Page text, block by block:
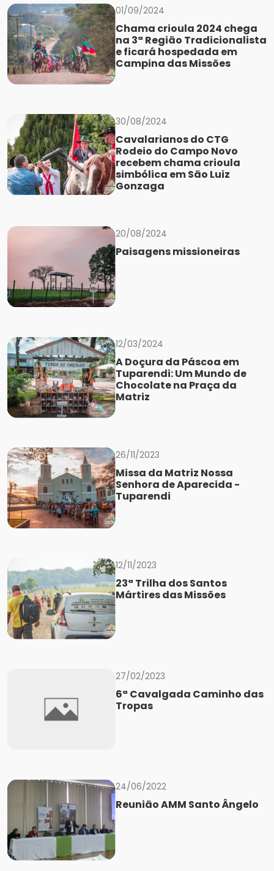
01/09/2024
Chama crioula 2024 chega
na 3ª Região Tradicionalista
e ficará hospedada em
Campina das Missões
30/08/2024
Cavalarianos do CTG
Rodeio do Campo Novo
recebem chama crioula
simbólica em São Luiz
Gonzaga
20/08/2024
Paisagens missioneiras
12/03/2024
A Doçura da Páscoa em
Tuparendi: Um Mundo de
Chocolate na Praça da
Matriz
26/11/2023
Missa da Matriz Nossa
Senhora de Aparecida -
Tuparendi
12/11/2023
23ª Trilha dos Santos
Mártires das Missões
27/02/2023
6ª Cavalgada Caminho das
Tropas
24/06/2022
Reunião AMM Santo Ângelo